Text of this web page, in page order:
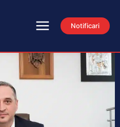
Notificari